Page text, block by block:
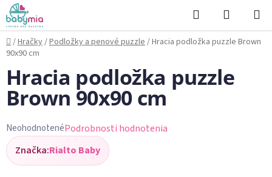
Prejsť
na
obsah
Hľadať
KOŠÍK
Domov
/Hračky/Podložky a penové puzzle/Hracia podložka puzzle Brown
90x90 cm
Hracia podložka puzzle
Brown 90x90 cm
Priemerné
hodnotenie
produktu
NeohodnotenéPodrobnosti hodnotenia
Značka:Rialto Baby